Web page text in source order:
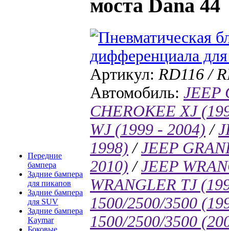
Передние
бампера
Задние бампера
для пикапов
Задние бампера
для SUV
Задние бампера
Kaymar
Боковые
моста Dana 44
Артикул: RD116 /
Автомобиль: JEEP
CHEROKEE XJ
WJ (1999 - 2004) /
1998) /JEEP
2010) /JEEP
WRANGLER TJ
1500/2500/3500
1500/2500/3500